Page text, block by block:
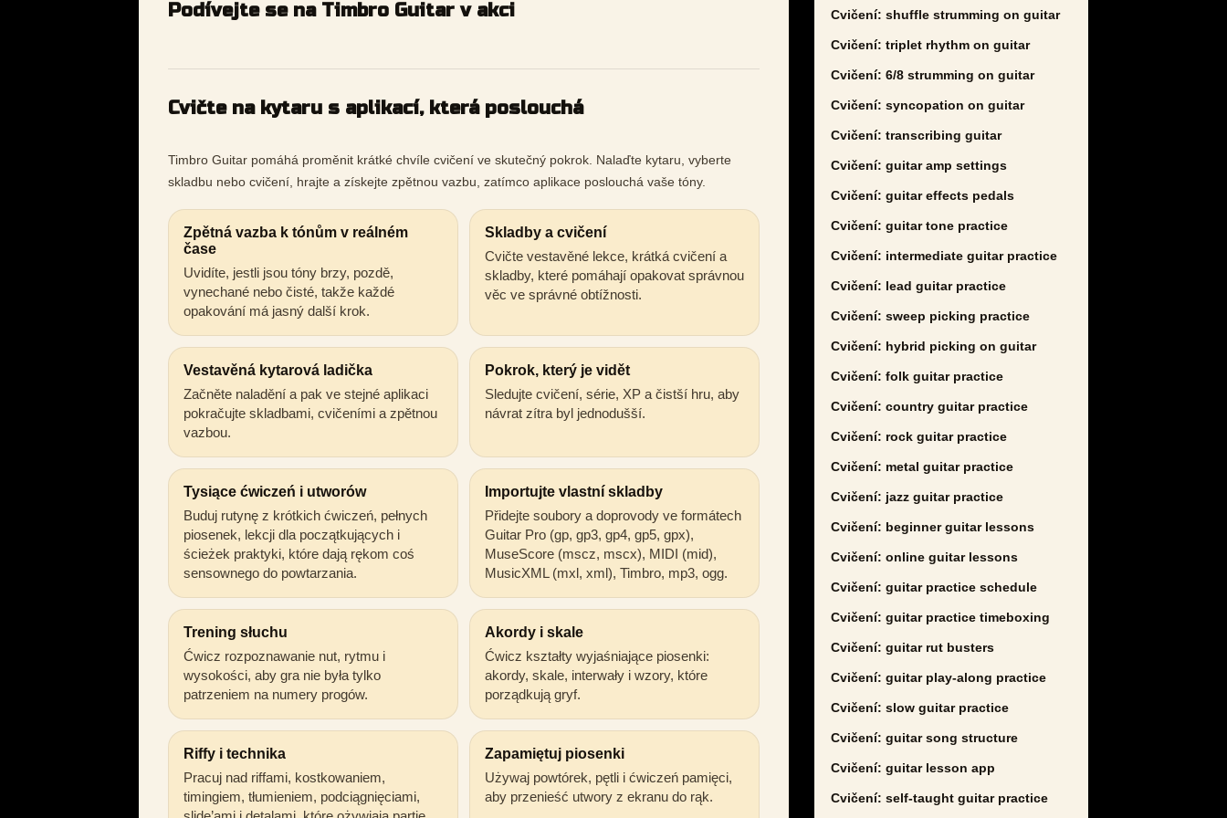
Podívejte se na Timbro Guitar v akci
Cvičte na kytaru s aplikací, která poslouchá
Timbro Guitar pomáhá proměnit krátké chvíle cvičení ve skutečný pokrok. Nalaďte kytaru, vyberte
skladbu nebo cvičení, hrajte a získejte zpětnou vazbu, zatímco aplikace poslouchá vaše tóny.
Zpětná vazba k tónům v reálném
čase
Uvidíte, jestli jsou tóny brzy, pozdě,
vynechané nebo čisté, takže každé
opakování má jasný další krok.
Skladby a cvičení
Cvičte vestavěné lekce, krátká cvičení a
skladby, které pomáhají opakovat správnou
věc ve správné obtížnosti.
Vestavěná kytarová ladička
Začněte naladění a pak ve stejné aplikaci
pokračujte skladbami, cvičeními a zpětnou
vazbou.
Pokrok, který je vidět
Sledujte cvičení, série, XP a čistší hru, aby
návrat zítra byl jednodušší.
Tysiące ćwiczeń i utworów
Buduj rutynę z krótkich ćwiczeń, pełnych
piosenek, lekcji dla początkujących i
ścieżek praktyki, które dają rękom coś
sensownego do powtarzania.
Importujte vlastní skladby
Přidejte soubory a doprovody ve formátech
Guitar Pro (gp, gp3, gp4, gp5, gpx),
MuseScore (mscz, mscx), MIDI (mid),
MusicXML (mxl, xml), Timbro, mp3, ogg.
Trening słuchu
Ćwicz rozpoznawanie nut, rytmu i
wysokości, aby gra nie była tylko
patrzeniem na numery progów.
Akordy i skale
Ćwicz kształty wyjaśniające piosenki:
akordy, skale, interwały i wzory, które
porządkują gryf.
Riffy i technika
Pracuj nad riffami, kostkowaniem,
timingiem, tłumieniem, podciągnięciami,
Zapamiętuj piosenki
Używaj powtórek, pętli i ćwiczeń pamięci,
aby przenieść utwory z ekranu do rąk.
Cvičení: shuffle strumming on guitar
Cvičení: triplet rhythm on guitar
Cvičení: 6/8 strumming on guitar
Cvičení: syncopation on guitar
Cvičení: transcribing guitar
Cvičení: guitar amp settings
Cvičení: guitar effects pedals
Cvičení: guitar tone practice
Cvičení: intermediate guitar practice
Cvičení: lead guitar practice
Cvičení: sweep picking practice
Cvičení: hybrid picking on guitar
Cvičení: folk guitar practice
Cvičení: country guitar practice
Cvičení: rock guitar practice
Cvičení: metal guitar practice
Cvičení: jazz guitar practice
Cvičení: beginner guitar lessons
Cvičení: online guitar lessons
Cvičení: guitar practice schedule
Cvičení: guitar practice timeboxing
Cvičení: guitar rut busters
Cvičení: guitar play-along practice
Cvičení: slow guitar practice
Cvičení: guitar song structure
Cvičení: guitar lesson app
Cvičení: self-taught guitar practice